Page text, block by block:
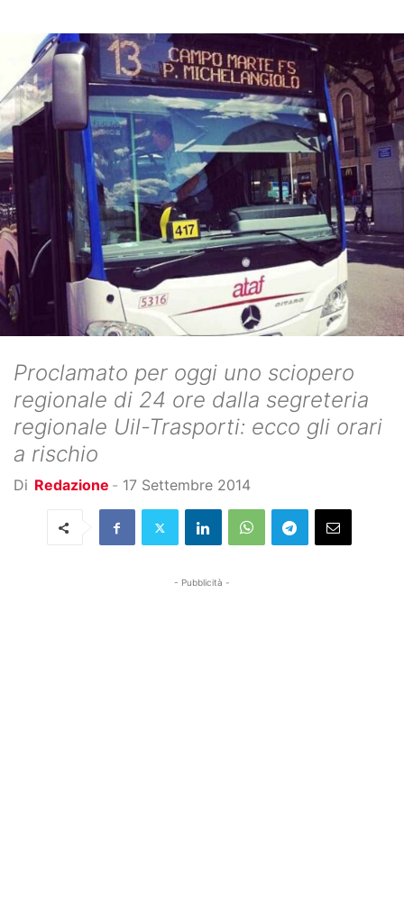
Proclamato per oggi uno sciopero
regionale di 24 ore dalla segreteria
regionale Uil-Trasporti: ecco gli orari
a rischio
Di Redazione - 17 Settembre 2014
- Pubblicità -